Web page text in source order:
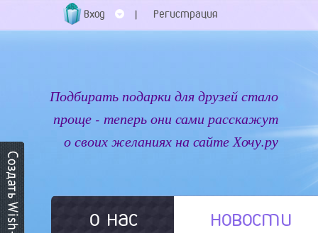
Вход | Регистрация
Подбирать подарки для друзей стало
проще - теперь они сами расскажут
о своих желаниях на сайте Хочу.ру
о нас новости